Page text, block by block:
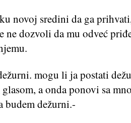
novoj sredini da ga
ne dozvoli da mu odveć
mogu li ja postati
a onda ponovi sa
budem dežurni.-